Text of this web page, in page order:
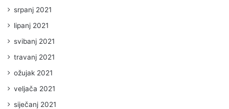
srpanj 2021
lipanj 2021
svibanj 2021
travanj 2021
ožujak 2021
veljača 2021
siječanj 2021